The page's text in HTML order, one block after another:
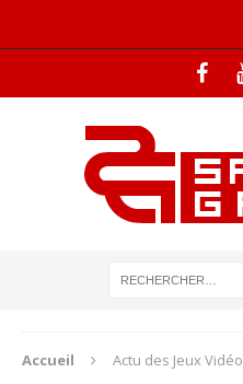
Accueil Actu des Jeux Vidéo